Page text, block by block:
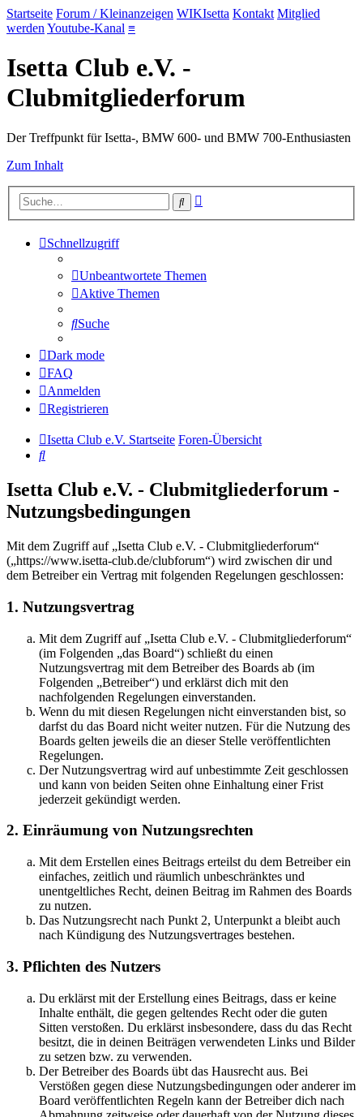
Startseite Forum / Kleinanzeigen WIKIsetta Kontakt Mitglied
werden Youtube-Kanal ≡
Isetta Club e.V. -
Clubmitgliederforum
Der Treffpunkt für Isetta-, BMW 600- und BMW 700-Enthusiasten
Zum Inhalt
Suche
Schnellzugriff
Unbeantwortete Themen
Aktive Themen
Suche
Dark mode
FAQ
Anmelden
Registrieren
Isetta Club e.V. Startseite Foren-Übersicht
Suche
Isetta Club e.V. - Clubmitgliederforum -
Nutzungsbedingungen
Mit dem Zugriff auf „Isetta Club e.V. - Clubmitgliederforum“
(„https://www.isetta-club.de/clubforum“) wird zwischen dir und
dem Betreiber ein Vertrag mit folgenden Regelungen geschlossen:
1. Nutzungsvertrag
Mit dem Zugriff auf „Isetta Club e.V. - Clubmitgliederforum“
(im Folgenden „das Board“) schließt du einen
Nutzungsvertrag mit dem Betreiber des Boards ab (im
Folgenden „Betreiber“) und erklärst dich mit den
nachfolgenden Regelungen einverstanden.
Wenn du mit diesen Regelungen nicht einverstanden bist, so
darfst du das Board nicht weiter nutzen. Für die Nutzung des
Boards gelten jeweils die an dieser Stelle veröffentlichten
Regelungen.
Der Nutzungsvertrag wird auf unbestimmte Zeit geschlossen
und kann von beiden Seiten ohne Einhaltung einer Frist
jederzeit gekündigt werden.
2. Einräumung von Nutzungsrechten
Mit dem Erstellen eines Beitrags erteilst du dem Betreiber ein
einfaches, zeitlich und räumlich unbeschränktes und
unentgeltliches Recht, deinen Beitrag im Rahmen des Boards
zu nutzen.
Das Nutzungsrecht nach Punkt 2, Unterpunkt a bleibt auch
nach Kündigung des Nutzungsvertrages bestehen.
3. Pflichten des Nutzers
Du erklärst mit der Erstellung eines Beitrags, dass er keine
Inhalte enthält, die gegen geltendes Recht oder die guten
Sitten verstoßen. Du erklärst insbesondere, dass du das Recht
besitzt, die in deinen Beiträgen verwendeten Links und Bilder
zu setzen bzw. zu verwenden.
Der Betreiber des Boards übt das Hausrecht aus. Bei
Verstößen gegen diese Nutzungsbedingungen oder anderer im
Board veröffentlichten Regeln kann der Betreiber dich nach